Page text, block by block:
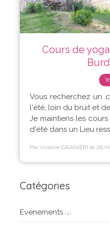
Cours de
Vous recherchez un
l'été, loin du bruit et
Je maintiens les
d'été dans un Lieu
Par Viviane GRANIERI le 28/
Catégories
Evenements (4)